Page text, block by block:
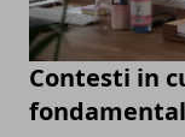
Contesti in